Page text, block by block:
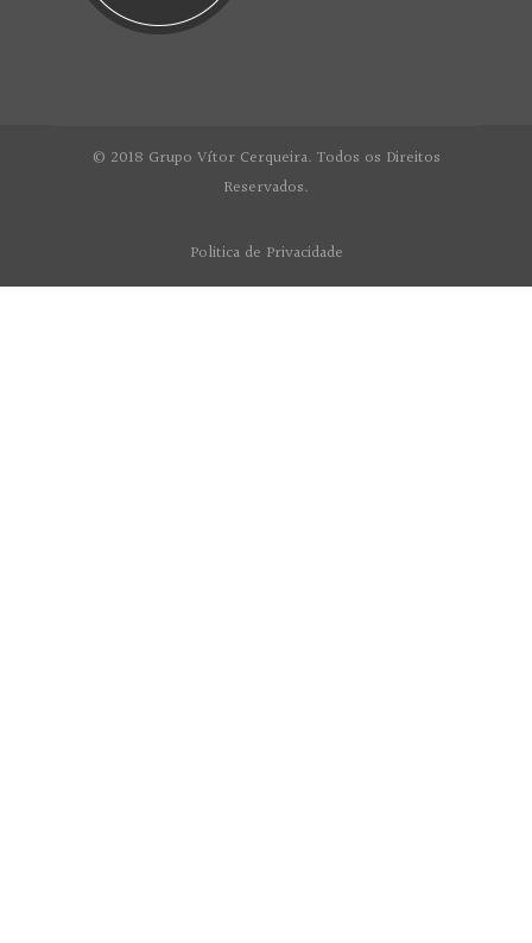
© 2018 Grupo Vítor Cerqueira. Todos os Direitos
Reservados.
Politica de Privacidade